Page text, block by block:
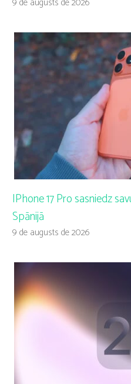
IPhone 17 Pro sasniedz
Spānijā
9 de augusts de 2026